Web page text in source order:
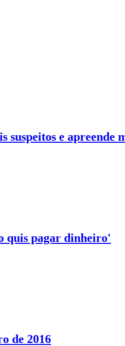
e apreende
quis pagar dinheiro'
de 2016